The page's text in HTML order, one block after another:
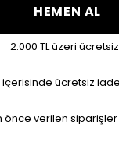
HEMEN AL
2.000 TL üzeri
içerisinde ücretsiz
önce verilen